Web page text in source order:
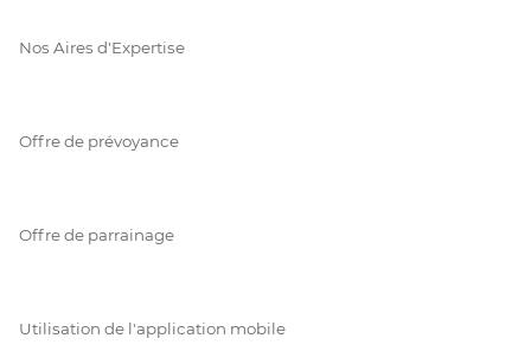
Nos Aires d'Expertise
Offre de prévoyance
Offre de parrainage
Utilisation de l'application mobile